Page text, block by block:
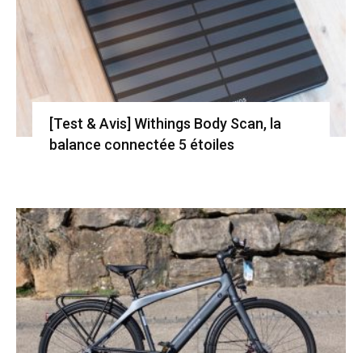
[Test & Avis] Withings Body Scan, la
balance connectée 5 étoiles